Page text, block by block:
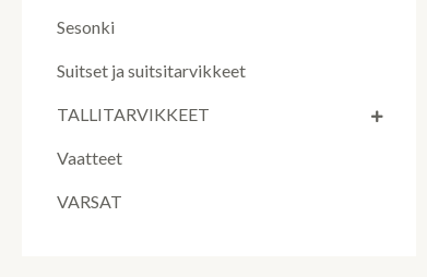
Sesonki
Suitset ja suitsitarvikkeet
TALLITARVIKKEET
Vaatteet
VARSAT